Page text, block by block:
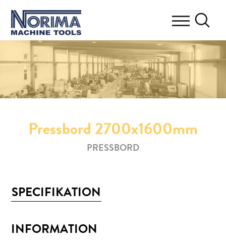
Pressbord 2700x1600mm
PRESSBORD
SPECIFIKATION
INFORMATION